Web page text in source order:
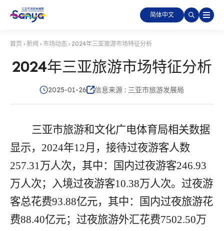
简体中文
首页 › 新闻 › 市场动态 › 2024年三亚旅游市场特征分析
2024年三亚旅游市场特征分析
2025-01-26 信息来源 : 三亚市旅游发展局
三亚市旅游和文化广电体育局相关数据
显示， 2024年12月，接待过夜游客人数
257.31万人次，其中：国内过夜游客246.93
万人次；入境过夜游客10.38万人次。过夜游
客总花费93.88亿元，其中：国内过夜旅游花
费88.40亿元；过夜旅游外汇花费7502.50万